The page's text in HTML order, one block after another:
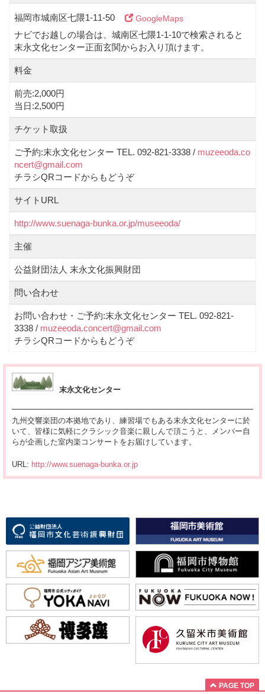
福岡市城南区七隈1-11-50 GoogleMaps
ナビでお越しの場合は、城南区七隈1-1-10で検索されると
末永文化センター正面玄関からお入り頂けます。
料金
前売:2,000円
当日:2,500円
チケット取扱
ご予約:末永文化センター TEL. 092-821-3338 / muzeeoda.co
ncert@gmail.com
チラシQRコードからもどうぞ
サイトURL
http://www.suenaga-bunka.or.jp/museeoda/
主催
公益財団法人 末永文化振興財団
問い合わせ
お問い合わせ・ご予約:末永文化センター TEL. 092-821-
3338 / muzeeoda.concert@gmail.com
チラシQRコードからもどうぞ
末永文化センター
九州交響楽団の本拠地であり、練習場でもある末永文化センターに於
いて、皆様に気軽にクラシック音楽に親しんで頂こうと、メンバー自
らが企画した室内楽コンサートをお届けしています。
URL: http://www.suenaga-bunka.or.jp
PAGE TOP